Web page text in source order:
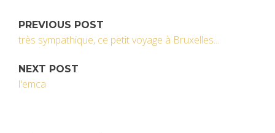
PREVIOUS POST
très sympathique, ce petit voyage à Bruxelles...
NEXT POST
l'emca